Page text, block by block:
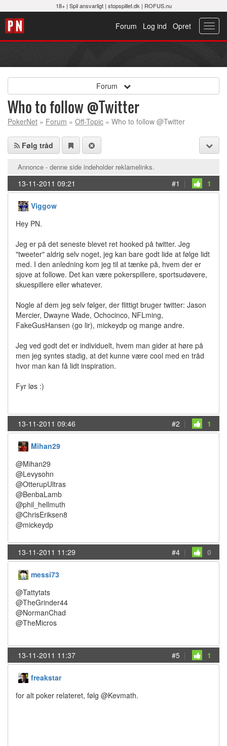
18+ | Spil ansvarligt| stopspillet.dk | ROFUS.nu
Opret
Log ind
Forum
Forum
Who to follow @Twitter
PokerNet » Forum » Off-Topic » Who to follow @Twitter
Følg tråd
Annonce - denne side indeholder reklamelinks.
13-11-2011 09:21 #1 | 1
Viggow
Hey PN.
Jeg er på det seneste blevet ret hooked på twitter. Jeg
"tweeter" aldrig selv noget, jeg kan bare godt lide at følge lidt
med. I den anledning kom jeg til at tænke på, hvem der er
sjove at followe. Det kan være pokerspillere, sportsudøvere,
skuespillere eller whatever.
Nogle af dem jeg selv følger, der flittigt bruger twitter: Jason
Mercier, Dwayne Wade, Ochocinco, NFLming,
FakeGusHansen (go lir), mickeydp og mange andre.
Jeg ved godt det er individuelt, hvem man gider at høre på
men jeg syntes stadig, at det kunne være cool med en tråd
hvor man kan få lidt inspiration.
Fyr løs :)
13-11-2011 09:46 #2 | 1
Mihan29
@Mihan29
@Levysohn
@OtterupUltras
@BenbaLamb
@phil_hellmuth
@ChrisEriksen8
@mickeydp
13-11-2011 11:29 #4 | 0
messi73
@Tattytats
@TheGrinder44
@NormanChad
@TheMicros
13-11-2011 11:37 #5 | 1
freakstar
for alt poker relateret, følg @Kevmath.